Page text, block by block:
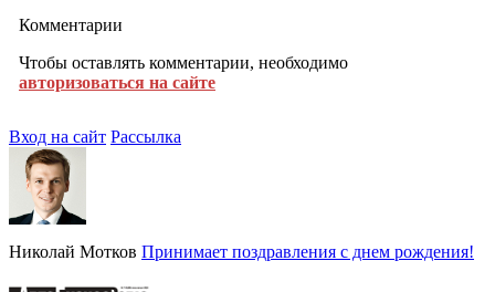
Комментарии
Чтобы оставлять комментарии, необходимо
авторизоваться на сайте
Вход на сайт Рассылка
Николай Мотков Принимает поздравления с днем рождения!